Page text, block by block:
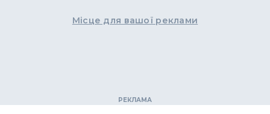
Місце для вашої реклами